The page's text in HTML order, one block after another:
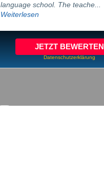
language school. The teache...
Weiterlesen
JETZT BEWERTEN
Datenschutzerklärung